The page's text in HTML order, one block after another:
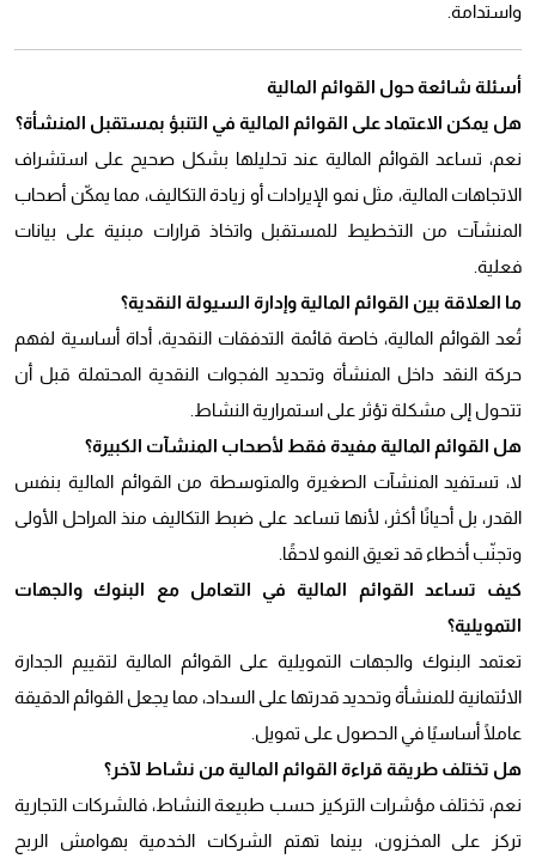
واستدامة.
أسئلة شائعة حول القوائم المالية
هل يمكن الاعتماد على القوائم المالية في التنبؤ بمستقبل المنشأة؟
نعم، تساعد القوائم المالية عند تحليلها بشكل صحيح على استشراف
الاتجاهات المالية، مثل نمو الإيرادات أو زيادة التكاليف، مما يمكّن أصحاب
المنشآت من التخطيط للمستقبل واتخاذ قرارات مبنية على بيانات
فعلية.
ما العلاقة بين القوائم المالية وإدارة السيولة النقدية؟
تُعد القوائم المالية، خاصة قائمة التدفقات النقدية، أداة أساسية لفهم
حركة النقد داخل المنشأة وتحديد الفجوات النقدية المحتملة قبل أن
تتحول إلى مشكلة تؤثر على استمرارية النشاط.
هل القوائم المالية مفيدة فقط لأصحاب المنشآت الكبيرة؟
لا، تستفيد المنشآت الصغيرة والمتوسطة من القوائم المالية بنفس
القدر، بل أحيانًا أكثر، لأنها تساعد على ضبط التكاليف منذ المراحل الأولى
وتجنّب أخطاء قد تعيق النمو لاحقًا.
كيف تساعد القوائم المالية في التعامل مع البنوك والجهات
التمويلية؟
تعتمد البنوك والجهات التمويلية على القوائم المالية لتقييم الجدارة
الائتمانية للمنشأة وتحديد قدرتها على السداد، مما يجعل القوائم الدقيقة
عاملًا أساسيًا في الحصول على تمويل.
هل تختلف طريقة قراءة القوائم المالية من نشاط لآخر؟
نعم، تختلف مؤشرات التركيز حسب طبيعة النشاط، فالشركات التجارية
تركز على المخزون، بينما تهتم الشركات الخدمية بهوامش الربح